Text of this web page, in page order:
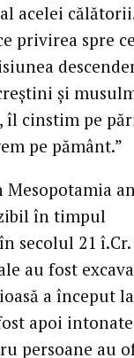
acelei
privirea spre
și
cinstim pe
pe pământ.”
în timpul
secolul 21
au fost
a început la
apoi intonate
persoane au